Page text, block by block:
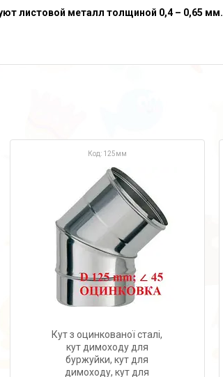
листовой металл толщиной 0,4 – 0,65 мм.
125мм
Кут з оцинкованої сталі,
кут димоходу для
буржуйки, кут для
димоходу, кут для